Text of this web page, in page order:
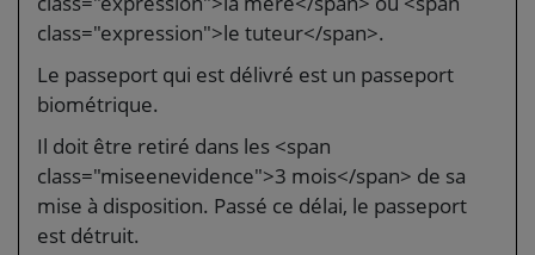
class="expression">le tuteur</span>.
Le passeport qui est délivré est un passeport
biométrique.
Il doit être retiré dans les <span
class="miseenevidence">3 mois</span> de sa
mise à disposition. Passé ce délai, le passeport
est détruit.